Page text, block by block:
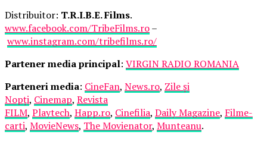
Distribuitor: T.R.I.B.E. Films.
www.facebook.com/TribeFilms.ro–
www.instagram.com/tribefilms.ro/
Partener media principal: VIRGIN RADIO ROMANIA
Parteneri media: CineFan, News.ro, Zile și
Nopți, Cinemap, Revista
FILM, Playtech, Happ.ro, Cinefilia, Daily Magazine, Filme-
carti, MovieNews, The Movienator, Munteanu.